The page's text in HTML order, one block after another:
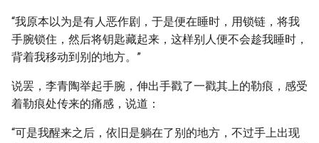
“我原本以为是有人恶作剧，于是便在睡时，用锁链，将我
手腕锁住，然后将钥匙藏起来，这样别人便不会趁我睡时，
背着我移动到别的地方。”
说罢，李青陶举起手腕，伸出手戳了一戳其上的勒痕，感受
着勒痕处传来的痛感，说道：
“可是我醒来之后，依旧是躺在了别的地方，不过手上出现